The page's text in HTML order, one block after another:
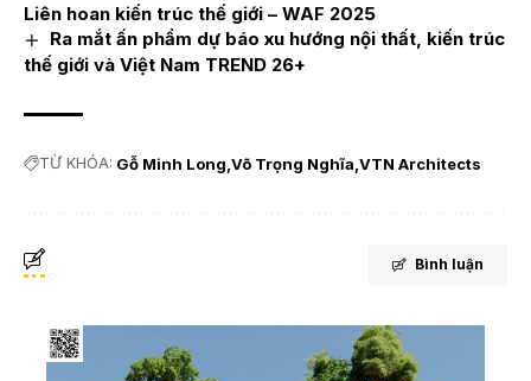
Liên hoan kiến trúc thế giới – WAF 2025
Ra mắt ấn phẩm dự báo xu hướng nội thất, kiến trúc
thế giới và Việt Nam TREND 26+
TỪ KHÓA: Gỗ Minh Long Võ Trọng Nghĩa VTN Architects
Bình luận